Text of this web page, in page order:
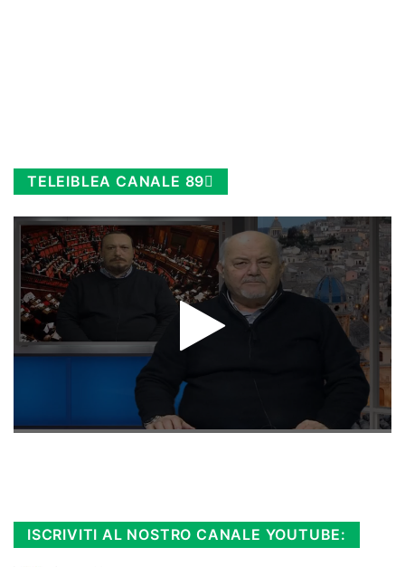
TELEIBLEA CANALE 89
ISCRIVITI AL NOSTRO CANALE YOUTUBE: